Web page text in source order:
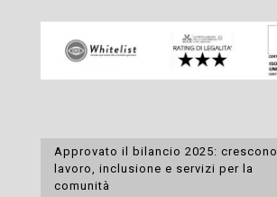
Approvato il bilancio 2025: crescono
lavoro, inclusione e servizi per la
comunità